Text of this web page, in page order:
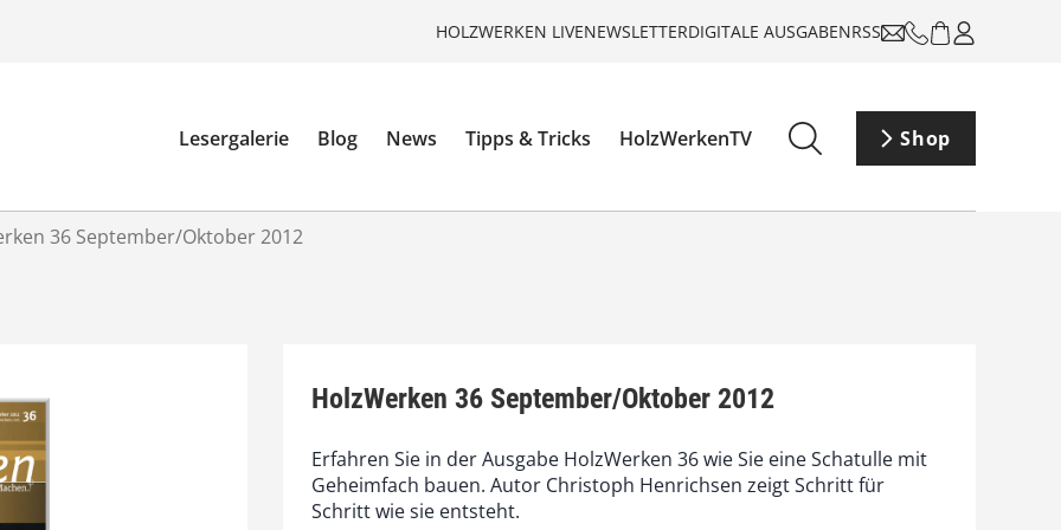
HOLZWERKEN LIVENEWSLETTERDIGITALE AUSGABENRSS
Lesergalerie Blog News Tipps & Tricks HolzWerkenTV Shop
36 September/Oktober 2012
HolzWerken 36 September/Oktober 2012
Erfahren Sie in der Ausgabe HolzWerken 36 wie Sie eine Schatulle mit
Geheimfach bauen. Autor Christoph Henrichsen zeigt Schritt für
Schritt wie sie entsteht.